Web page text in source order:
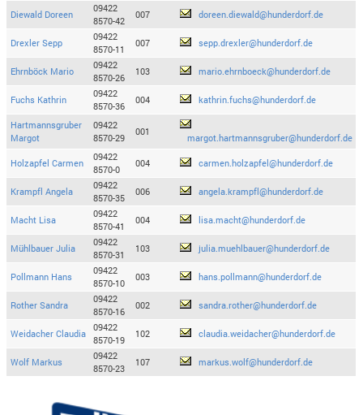
Diewald Doreen
09422
8570-42
007 doreen.diewald@hunderdorf.de
Drexler Sepp
09422
8570-11
007 sepp.drexler@hunderdorf.de
Ehrnböck Mario
09422
8570-26
103 mario.ehrnboeck@hunderdorf.de
Fuchs Kathrin
09422
8570-36
004 kathrin.fuchs@hunderdorf.de
Hartmannsgruber
Margot
09422
8570-29
001
margot.hartmannsgruber@hunderdorf.de
Holzapfel Carmen
09422
8570-0
004 carmen.holzapfel@hunderdorf.de
Krampfl Angela
09422
8570-35
006 angela.krampfl@hunderdorf.de
Macht Lisa
09422
8570-41
004 lisa.macht@hunderdorf.de
Mühlbauer Julia
09422
8570-31
103 julia.muehlbauer@hunderdorf.de
Pollmann Hans
09422
8570-10
003 hans.pollmann@hunderdorf.de
Rother Sandra
09422
8570-16
002 sandra.rother@hunderdorf.de
Weidacher Claudia
09422
8570-19
102 claudia.weidacher@hunderdorf.de
Wolf Markus
09422
8570-23
107 markus.wolf@hunderdorf.de